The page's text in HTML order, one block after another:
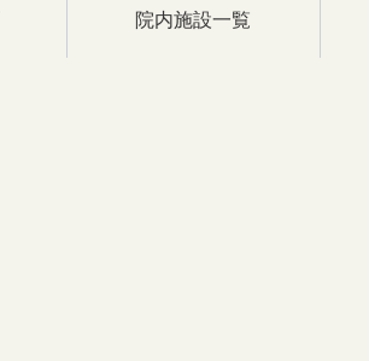
院内施設一覧